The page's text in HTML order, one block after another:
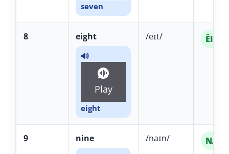
seven
8 eight
🔊
Play
eight
/eɪt/ ÊIT
9 nine /naɪn/ NÁIN